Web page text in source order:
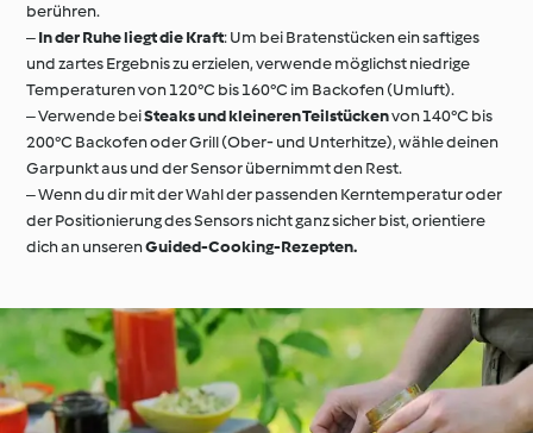
berühren.
‒In der Ruhe liegt die Kraft: Um bei Bratenstücken ein saftiges
und zartes Ergebnis zu erzielen, verwende möglichst niedrige
Temperaturen von 120°C bis 160°C im Backofen (Umluft).
‒ Verwende beiSteaks und kleineren Teilstückenvon 140°C bis
200°C Backofen oder Grill (Ober- und Unterhitze), wähle deinen
Garpunkt aus und der Sensor übernimmt den Rest.
‒ Wenn du dir mit der Wahl der passenden Kerntemperatur oder
der Positionierung des Sensors nicht ganz sicher bist, orientiere
dich an unserenGuided-Cooking-Rezepten.